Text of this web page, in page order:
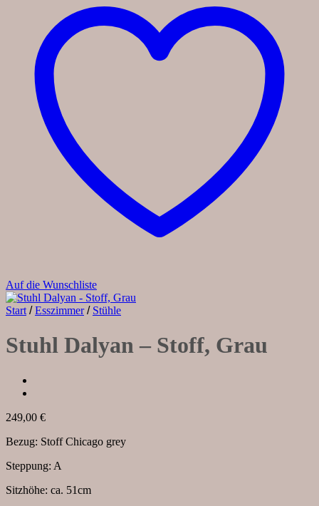
Auf die Wunschliste
Start / Esszimmer / Stühle
Stuhl Dalyan – Stoff, Grau
249,00 €
Bezug: Stoff Chicago grey
Steppung: A
Sitzhöhe: ca. 51cm